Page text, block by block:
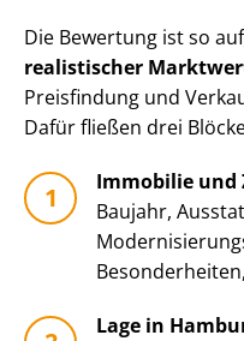
Die Bewertung ist so
realistischer
Preisfindung und
Dafür fließen drei
Immobilie und
Baujahr,
Lage in